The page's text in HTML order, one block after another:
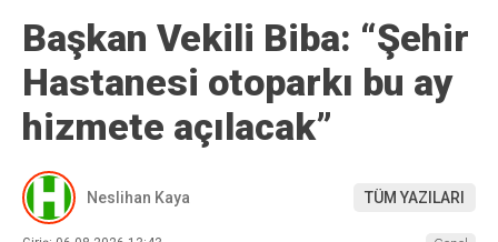
Başkan Vekili Biba: “Şehir
Hastanesi otoparkı bu ay
hizmete açılacak”
Neslihan Kaya TÜM YAZILARI